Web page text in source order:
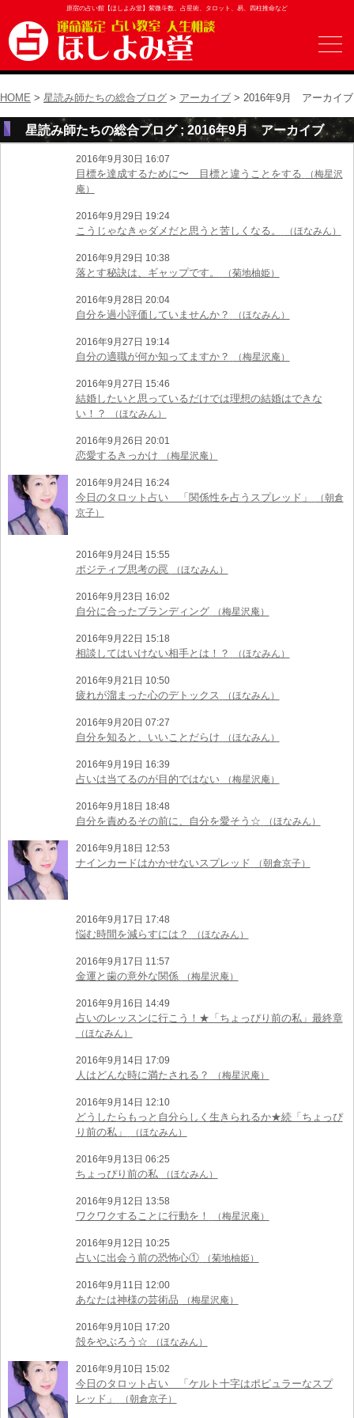
原宿の占い館【ほしよみ堂】紫微斗数、占星術、タロット、易、四柱推命など
HOME > 星読み師たちの総合ブログ > アーカイブ > 2016年9月 アーカイブ
星読み師たちの総合ブログ ; 2016年9月 アーカイブ
2016年9月30日 16:07
目標を達成するために〜 目標と違うことをする
（梅星沢
庵）
2016年9月29日 19:24
こうじゃなきゃダメだと思うと苦しくなる。 （ほなみん）
2016年9月29日 10:38
落とす秘訣は、ギャップです。 （菊地柚姫）
2016年9月28日 20:04
自分を過小評価していませんか？ （ほなみん）
2016年9月27日 19:14
自分の適職が何か知ってますか？ （梅星沢庵）
2016年9月27日 15:46
結婚したいと思っているだけでは理想の結婚はできな
い！？
（ほなみん）
2016年9月26日 20:01
恋愛するきっかけ （梅星沢庵）
2016年9月24日 16:24
今日のタロット占い 「関係性を占うスプレッド」
（朝倉
京子）
2016年9月24日 15:55
ポジティブ思考の罠 （ほなみん）
2016年9月23日 16:02
自分に合ったブランディング （梅星沢庵）
2016年9月22日 15:18
相談してはいけない相手とは！？ （ほなみん）
2016年9月21日 10:50
疲れが溜まった心のデトックス （ほなみん）
2016年9月20日 07:27
自分を知ると、いいことだらけ （ほなみん）
2016年9月19日 16:39
占いは当てるのが目的ではない （梅星沢庵）
2016年9月18日 18:48
自分を責めるその前に、自分を愛そう☆ （ほなみん）
2016年9月18日 12:53
ナインカードはかかせないスプレッド （朝倉京子）
2016年9月17日 17:48
悩む時間を減らすには？ （ほなみん）
2016年9月17日 11:57
金運と歯の意外な関係 （梅星沢庵）
2016年9月16日 14:49
占いのレッスンに行こう！★「ちょっぴり前の私」最終章
（ほなみん）
2016年9月14日 17:09
人はどんな時に満たされる？ （梅星沢庵）
2016年9月14日 12:10
どうしたらもっと自分らしく生きられるか★続「ちょっぴ
り前の私」
（ほなみん）
2016年9月13日 06:25
ちょっぴり前の私 （ほなみん）
2016年9月12日 13:58
ワクワクすることに行動を！ （梅星沢庵）
2016年9月12日 10:25
占いに出会う前の恐怖心① （菊地柚姫）
2016年9月11日 12:00
あなたは神様の芸術品 （梅星沢庵）
2016年9月10日 17:20
殻をやぶろう☆ （ほなみん）
2016年9月10日 15:02
今日のタロット占い 「ケルト十字はポピュラーなスプ
レッド」
（朝倉京子）